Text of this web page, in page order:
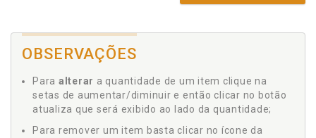
OBSERVAÇÕES
Para alterar a quantidade de um item clique na
setas de aumentar/diminuir e então clicar no botão
atualiza que será exibido ao lado da quantidade;
Para remover um item basta clicar no ícone da